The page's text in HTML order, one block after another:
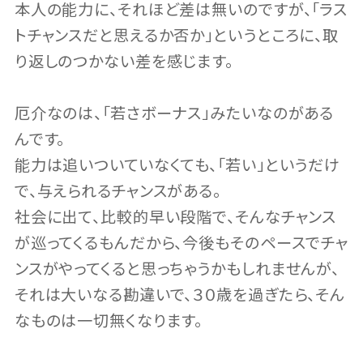
本人の能力に、それほど差は無いのですが、「ラス
トチャンスだと思えるか否か」というところに、取
り返しのつかない差を感じます。
厄介なのは、「若さボーナス」みたいなのがある
んです。
能力は追いついていなくても、「若い」というだけ
で、与えられるチャンスがある。
社会に出て、比較的早い段階で、そんなチャンス
が巡ってくるもんだから、今後もそのペースでチャ
ンスがやってくると思っちゃうかもしれませんが、
それは大いなる勘違いで、３０歳を過ぎたら、そん
なものは一切無くなります。